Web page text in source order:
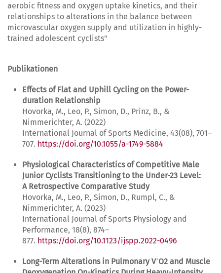
aerobic fitness and oxygen uptake kinetics, and their
relationships to alterations in the balance between
microvascular oxygen supply and utilization in highly-
trained adolescent cyclists"
Publikationen
Effects of Flat and Uphill Cycling on the Power-
duration Relationship
Hovorka, M., Leo, P., Simon, D., Prinz, B., &
Nimmerichter, A. (2022)
International Journal of Sports Medicine, 43(08), 701–
707. https://doi.org/10.1055/a-1749-5884
Physiological Characteristics of Competitive Male
Junior Cyclists Transitioning to the Under-23 Level:
A Retrospective Comparative Study
Hovorka, M., Leo, P., Simon, D., Rumpl, C., &
Nimmerichter, A. (2023)
International Journal of Sports Physiology and
Performance, 18(8), 874–
877. https://doi.org/10.1123/ijspp.2022-0496
Long-Term Alterations in Pulmonary V˙O2 and Muscle